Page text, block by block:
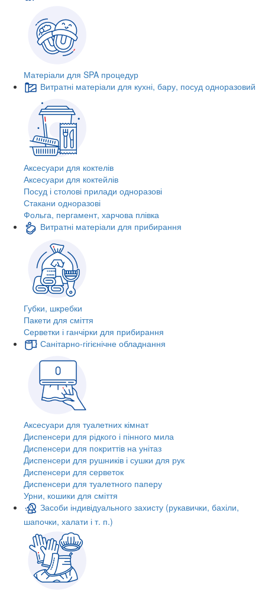
Матеріали для SPA процедур
Витратні матеріали для кухні, бару, посуд одноразовий
Аксесуари для коктелів
Аксесуари для коктейлів
Посуд і столові прилади одноразові
Стакани одноразові
Фольга, пергамент, харчова плівка
Витратні матеріали для прибирання
Губки, шкребки
Пакети для сміття
Серветки і ганчірки для прибирання
Санітарно-гігієнічне обладнання
Аксесуари для туалетних кімнат
Диспенсери для рідкого і пінного мила
Диспенсери для покриттів на унітаз
Диспенсери для рушників і сушки для рук
Диспенсери для серветок
Диспенсери для туалетного паперу
Урни, кошики для сміття
Засоби індивідуального захисту (рукавички, бахіли,
шапочки, халати і т. п.)